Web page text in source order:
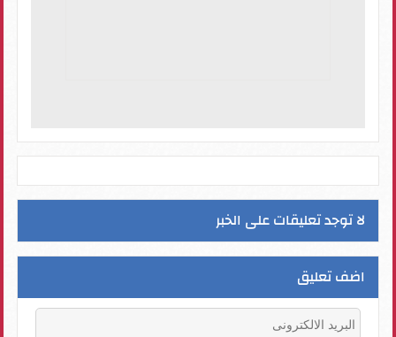
لا توجد تعليقات على الخبر
اضف تعليق